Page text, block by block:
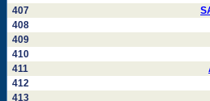
407
408
409
410
411
412
413